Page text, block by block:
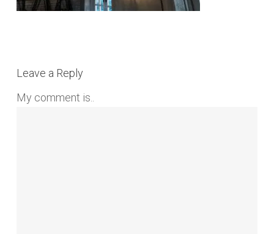
Leave a Reply
My comment is..